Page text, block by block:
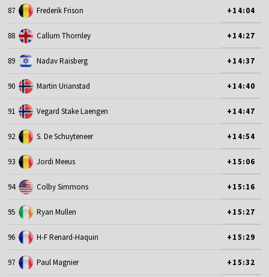
87 Frederik Frison +14:04
88 Callum Thornley +14:27
89 Nadav Raisberg +14:37
90 Martin Urianstad +14:40
91 Vegard Stake Laengen +14:47
92 S. De Schuyteneer +14:54
93 Jordi Meeus +15:06
94 Colby Simmons +15:16
95 Ryan Mullen +15:27
96 H-F Renard-Haquin +15:29
97 Paul Magnier +15:32